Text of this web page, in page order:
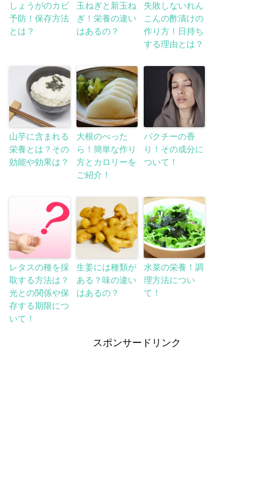
しょうがのカビ
予防！保存方法
とは？
玉ねぎと新玉ね
ぎ！栄養の違い
はあるの？
失敗しないれん
こんの酢漬けの
作り方！日持ち
する理由とは？
山芋に含まれる
栄養とは？その
効能や効果は？
大根のべった
ら！簡単な作り
方とカロリーを
ご紹介！
パクチーの香
り！その成分に
ついて！
レタスの種を採
取する方法は？
光との関係や保
存する期限につ
いて！
生姜には種類が
ある？味の違い
はあるの？
水菜の栄養！調
理方法につい
て！
スポンサードリンク